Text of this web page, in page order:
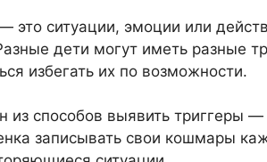
это ситуации, эмоции или
дети могут иметь разные
избегать их по возможности.
из способов выявить триггеры
записывать свои кошмары